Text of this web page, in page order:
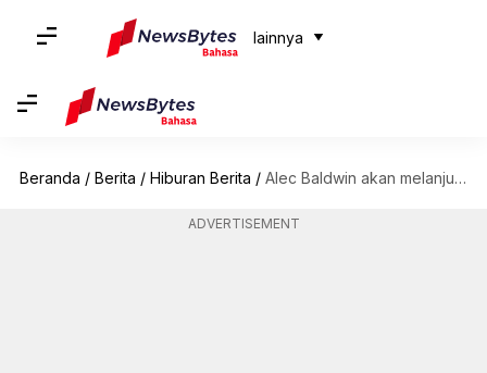
lainnya
Beranda / Berita / Hiburan Berita / Alec Baldwin akan melanjutkan syuting 'Rust,' nama sinematografer baru telah diumumkan
ADVERTISEMENT